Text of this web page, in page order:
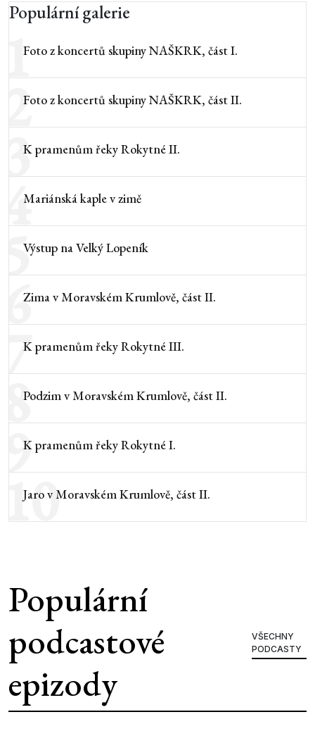
Populární galerie
1Foto z koncertů skupiny NAŠKRK, část I.
2Foto z koncertů skupiny NAŠKRK, část II.
3K pramenům řeky Rokytné II.
4Mariánská kaple v zimě
5Výstup na Velký Lopeník
6Zima v Moravském Krumlově, část II.
7K pramenům řeky Rokytné III.
8Podzim v Moravském Krumlově, část II.
9K pramenům řeky Rokytné I.
10
Jaro v Moravském Krumlově, část II.
Populární
podcastové
epizody
VŠECHNY
PODCASTY